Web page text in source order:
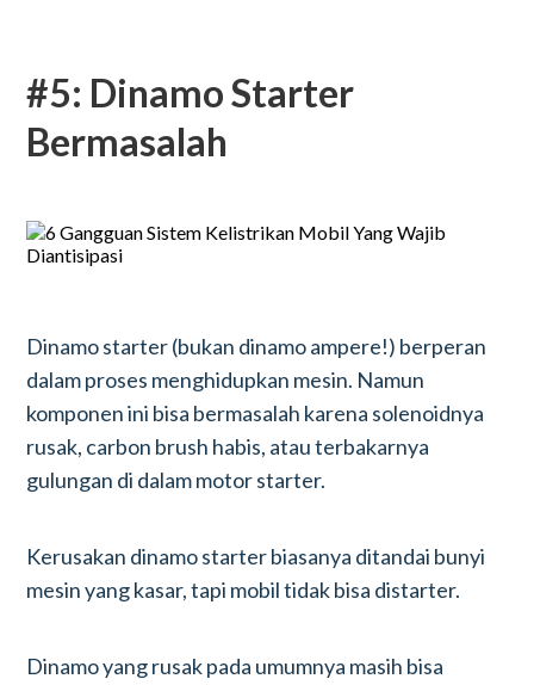
#5: Dinamo Starter
Bermasalah
Dinamo starter (bukan dinamo ampere!) berperan
dalam proses menghidupkan mesin. Namun
komponen ini bisa bermasalah karena solenoidnya
rusak, carbon brush habis, atau terbakarnya
gulungan di dalam motor starter.
Kerusakan dinamo starter biasanya ditandai bunyi
mesin yang kasar, tapi mobil tidak bisa distarter.
Dinamo yang rusak pada umumnya masih bisa